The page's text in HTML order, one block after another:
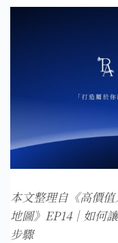
本文整理自《高價
地圖》EP14｜如何
步驟